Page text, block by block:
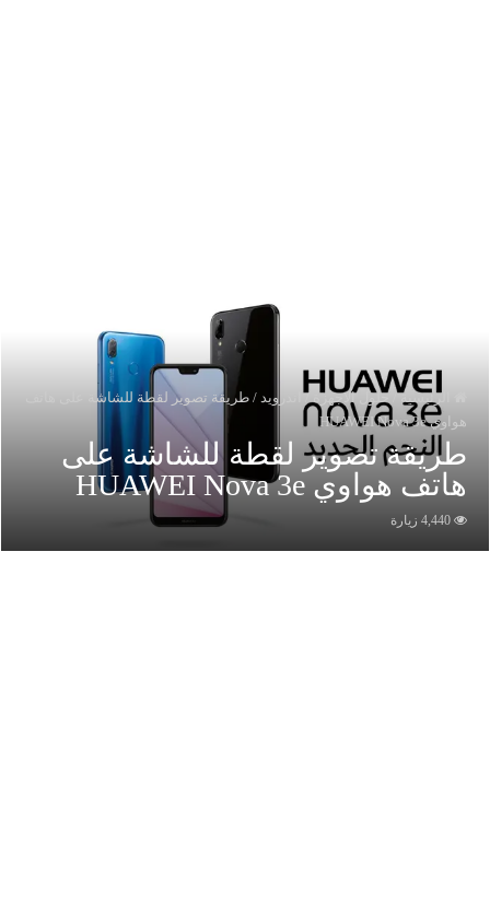
الرئيسية / حلول الاجهزة / اندرويد / طريقة تصوير لقطة للشاشة على هاتف
هواوي HUAWEI Nova 3e
طريقة تصوير لقطة للشاشة على
هاتف هواوي HUAWEI Nova 3e
4,440 زيارة